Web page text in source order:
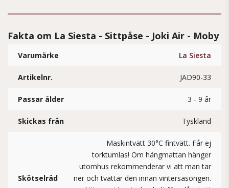
Fakta om La Siesta - Sittpåse - Joki Air - Moby
Varumärke La Siesta
Artikelnr. JAD90-33
Passar ålder 3 - 9 år
Skickas från Tyskland
Skötselråd
Maskintvätt 30°C fintvätt. Får ej
torktumlas! Om hängmattan hänger
utomhus rekommenderar vi att man tar
ner och tvättar den innan vintersäsongen.